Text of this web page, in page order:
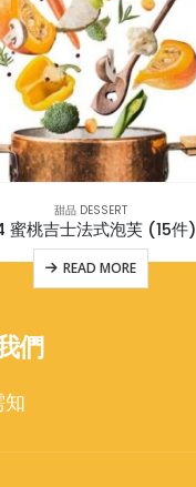
甜品 DESSERT
蜜桃吉士法式泡芙 (15件)
READ MORE
們